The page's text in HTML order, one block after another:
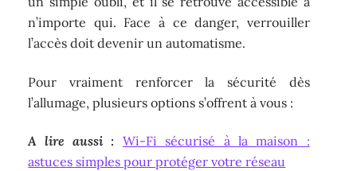
n’importe qui. Face à ce danger, verrouiller
l’accès doit devenir un automatisme.
Pour vraiment renforcer la sécurité dès
l’allumage, plusieurs options s’offrent à vous :
A lire aussi : Wi-Fi sécurisé à la maison :
astuces simples pour protéger votre réseau